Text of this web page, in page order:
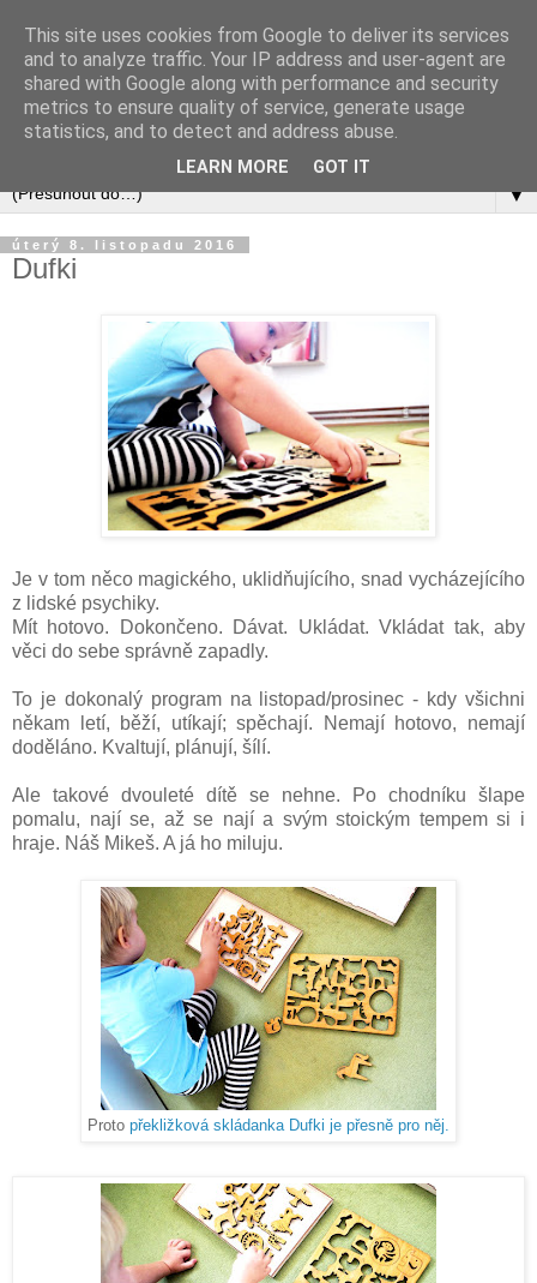
▼
úterý 8. listopadu 2016
Dufki
Je v tom něco magického, uklidňujícího, snad vycházejícího
z lidské psychiky.
Mít hotovo. Dokončeno. Dávat. Ukládat. Vkládat tak, aby
věci do sebe správně zapadly.
To je dokonalý program na listopad/prosinec - kdy všichni
někam letí, běží, utíkají; spěchají. Nemají hotovo, nemají
doděláno. Kvaltují, plánují, šílí.
Ale takové dvouleté dítě se nehne. Po chodníku šlape
pomalu, nají se, až se nají a svým stoickým tempem si i
hraje. Náš Mikeš. A já ho miluju.
Proto překližková skládanka Dufki je přesně pro něj.
This site uses cookies from Google to deliver its services
and to analyze traffic. Your IP address and user-agent are
shared with Google along with performance and security
metrics to ensure quality of service, generate usage
statistics, and to detect and address abuse.
LEARN MORE GOT IT